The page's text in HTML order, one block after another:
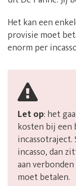
Het kan een
provisie moet
enorm per
Let op: het
kosten bij
incasso, dan
aan
moet betalen.